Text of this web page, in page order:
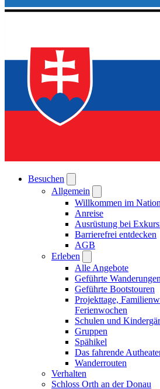
Besuchen
Allgemein
Willkommen im
Anreise
Ausrüstung bei
Barrierefrei entdecken
AGB
Erleben
Alle Angebote
Geführte Wanderungen
Geführte Bootstouren
Projekttage,
Ferienwochen
Schulen und
Gruppen
Spähikel
Das fahrende
Wanderrouten
Verhalten
Schloss Orth an der Donau